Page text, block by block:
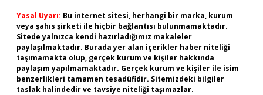
Yasal Uyarı: Bu internet sitesi, herhangi bir marka, kurum
veya şahıs şirketi ile hiçbir bağlantısı bulunmamaktadır.
Sitede yalnızca kendi hazırladığımız makaleler
paylaşılmaktadır. Burada yer alan içerikler haber niteliği
taşımamakta olup, gerçek kurum ve kişiler hakkında
paylaşım yapılmamaktadır. Gerçek kurum ve kişiler ile isim
benzerlikleri tamamen tesadüfidir. Sitemizdeki bilgiler
taslak halindedir ve tavsiye niteliği taşımazlar.